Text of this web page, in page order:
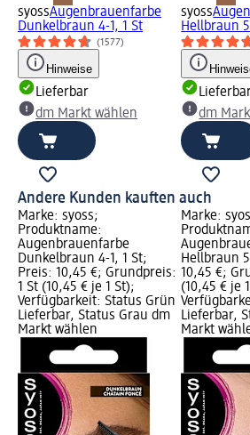
syossAugenbrauenfarbe
Dunkelbraun 4-1, 1 St
(1577)
Hinweise
Lieferbar
dm Markt wählen
syoss
Hellbraun
dm
Andere Kunden kauften auch
Marke: syoss;
Produktname:
Augenbrauenfarbe
Dunkelbraun 4-1, 1 St;
Preis: 10,45 €; Grundpreis:
1 St (10,45 € je 1 St);
Verfügbarkeit: Status Grün
Lieferbar, Status Grau dm
Markt wählen
Marke:
Hellbraun
10,45 €;
(10,45 € je
Lieferbar,
Markt